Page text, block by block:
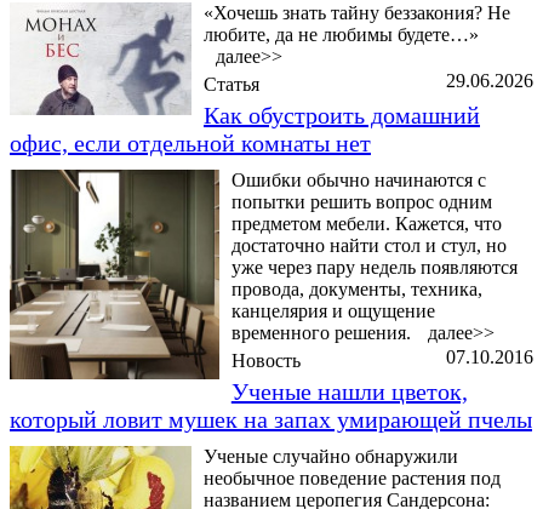
«Хочешь знать тайну беззакония? Не
любите, да не любимы будете…»
далее>>
29.06.2026
Статья
Как обустроить домашний
офис, если отдельной комнаты нет
Ошибки обычно начинаются с
попытки решить вопрос одним
предметом мебели. Кажется, что
достаточно найти стол и стул, но
уже через пару недель появляются
провода, документы, техника,
канцелярия и ощущение
временного решения.
далее>>
07.10.2016
Новость
Ученые нашли цветок,
который ловит мушек на запах умирающей пчелы
Ученые случайно обнаружили
необычное поведение растения под
названием церопегия Сандерсона: